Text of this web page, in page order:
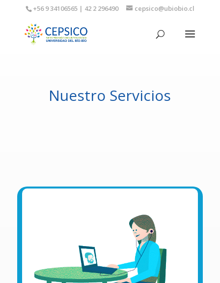
+56 9 34106565 | 42 2 296490 cepsico@ubiobio.cl
Nuestro Servicios